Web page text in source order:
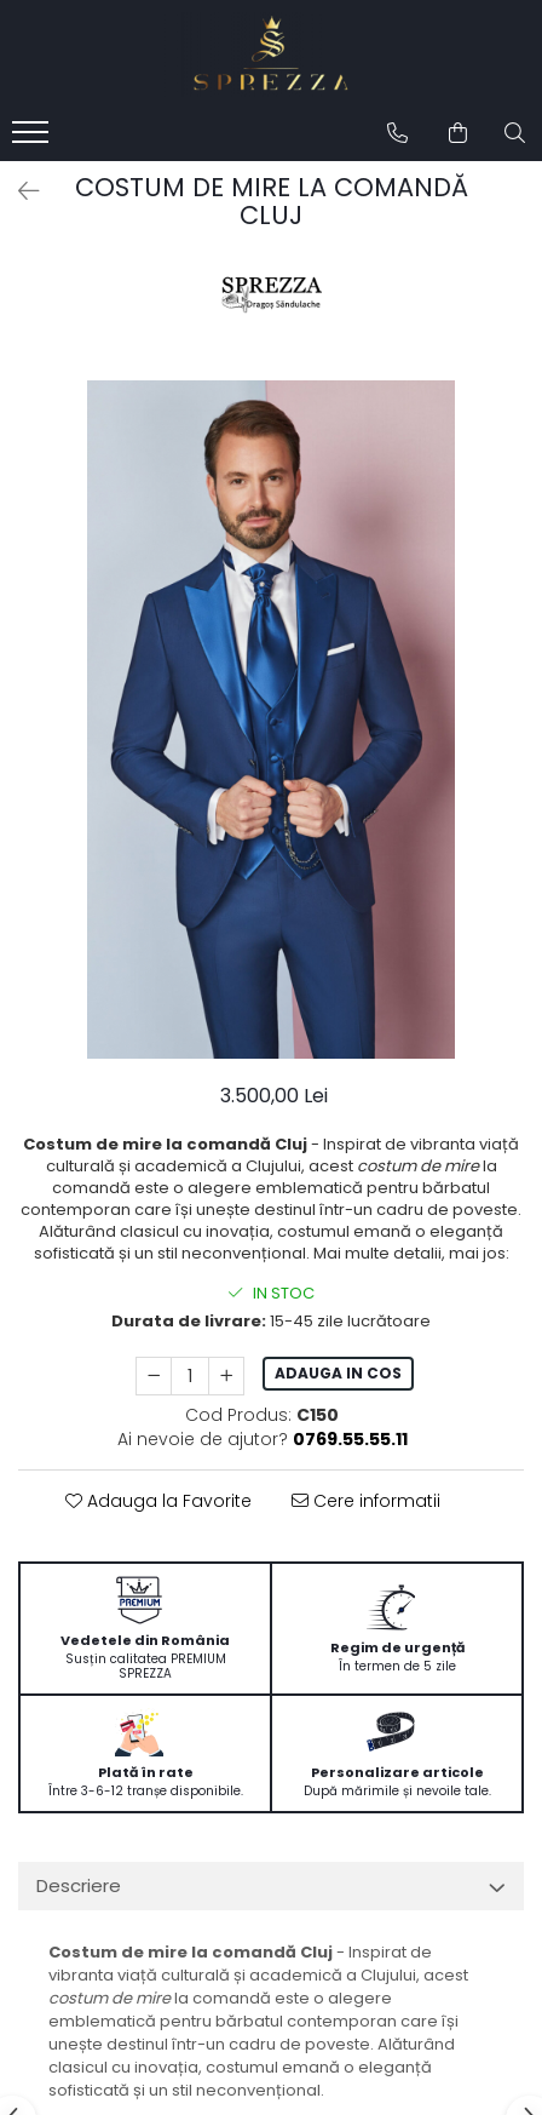
Costume de mire 2026
Redingotă bărbați
Frac bărbați
Ace Pin pentru Guler Cămașă
Rochii de mireasă 2027
Pantofi de mireasă
Costume damă elegante
Vesta la comanda
COSTUM DE MIRE LA COMANDĂ
CLUJ
3.500,00 Lei
Costum de mire la comandă Cluj- Inspirat de vibranta viață
culturală și academică a Clujului, acest costum de mirela
comandă este o alegere emblematică pentru bărbatul
contemporan care își unește destinul într-un cadru de poveste.
Alăturând clasicul cu inovația, costumul emană o eleganță
sofisticată și un stil neconvențional. Mai multe detalii, mai jos:
IN STOC
Durata de livrare:15-45 zile lucrătoare
ADAUGA IN COS
Cod Produs: C150
Ai nevoie de ajutor? 0769.55.55.11
Adauga la Favorite Cere informatii
Vedetele din România
Susțin calitatea PREMIUM
SPREZZA
Regim de urgență
În termen de 5 zile
Plată în rate
Între 3-6-12 tranșe disponibile.
Personalizare articole
După mărimile și nevoile tale.
Descriere
Costum de mire la comandă Cluj- Inspirat de
vibranta viață culturală și academică a Clujului, acest
costum de mirela comandă este o alegere
emblematică pentru bărbatul contemporan care își
unește destinul într-un cadru de poveste. Alăturând
clasicul cu inovația, costumul emană o eleganță
sofisticată și un stil neconvențional.